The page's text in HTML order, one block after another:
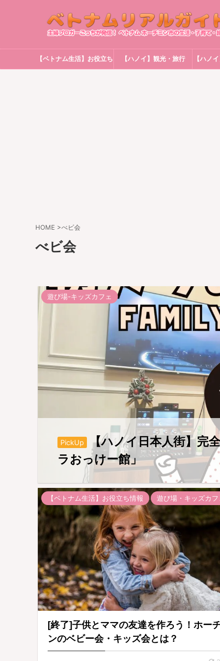
【ベトナム生活】お役立ち 【ハノイ】観光・旅行 【ハノ
HOME >べビ会
べビ会
遊び場-キッズカフェ
PickUp
【ハノイ日本人街】完
ラおっけー館」
【ベトナム生活】お役立ち情報 遊び場・キッズカフ
[終了]子供とママの友達を作ろう！ホー
ンのベビー会・キッズ会とは？